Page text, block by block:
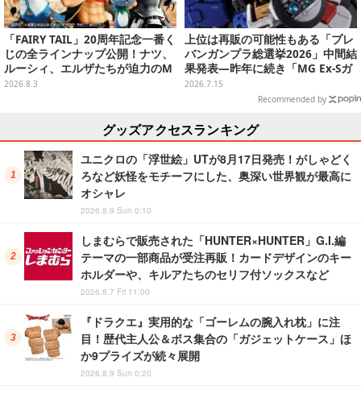
「FAIRY TAIL」20周年記念一番く
じの全ラインナップ公開！ナツ、
ルーシィ、エルザたちが迫力のM
ASTERLISEで初登場
2026.8.3
上位は再販の可能性もある「プレ
バンガンプラ総選挙2026」中間結
果発表―昨年に続き「MG Ex-Sガ
ンダム/Sガンダム」が強い！TOP
2026.7.15
Recommended by
グッズアクセスランキング
ユニクロの「浮世絵」UTが8月17日発売！がしゃどく
ろなど妖怪をモチーフにした、奥深い世界観が最高に
オシャレ
2026.8.9 Sun 0:10
しまむらで販売された「HUNTER×HUNTER」G.I.編
テーマの一部商品が受注再販！カードデザインのキー
ホルダーや、キルアたちのセリフ付ソックスなど
2026.8.7 Fri 11:00
『ドラクエ』実用的な「ゴーレムの腕入れ枕」に注
目！歴代主人公＆ボス集合の「ガジェットケース」ほ
か9プライズが続々展開
2026.8.9 Sun 0:20